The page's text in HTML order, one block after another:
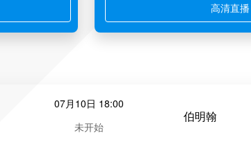
高清直播
07月10日 18:00
未开始
伯明翰